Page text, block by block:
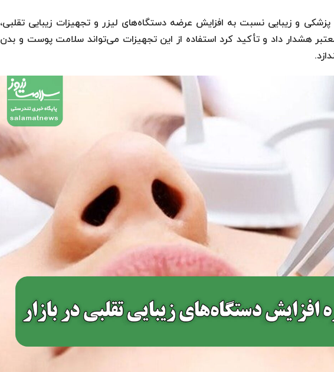
و زیبایی نسبت به افزایش عرضه دستگاه‌های لیزر و تجهیزات زیبایی تقلبی،
هشدار داد و تأکید کرد استفاده از این تجهیزات می‌تواند سلامت پوست و بدن